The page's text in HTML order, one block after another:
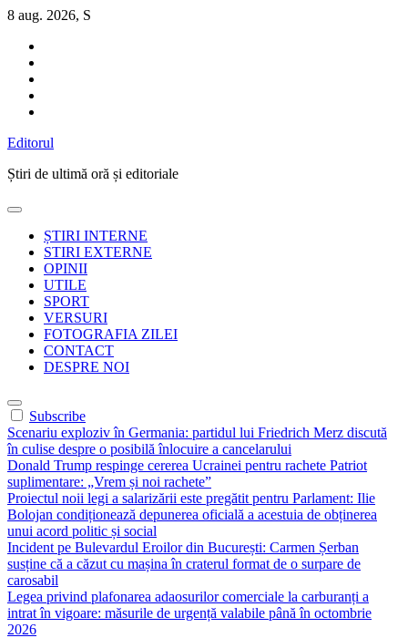
Sari
conținut
8 aug. 2026, S
Editorul
Știri de ultimă oră și editoriale
ȘTIRI INTERNE
STIRI EXTERNE
OPINII
UTILE
SPORT
VERSURI
FOTOGRAFIA ZILEI
CONTACT
DESPRE NOI
Subscribe
Scenariu exploziv în Germania: partidul lui Friedrich Merz discută
în culise despre o posibilă înlocuire a cancelarului
Donald Trump respinge cererea Ucrainei pentru rachete Patriot
suplimentare: „Vrem și noi rachete”
Proiectul noii legi a salarizării este pregătit pentru Parlament: Ilie
Bolojan condiționează depunerea oficială a acestuia de obținerea
unui acord politic și social
Incident pe Bulevardul Eroilor din București: Carmen Șerban
susține că a căzut cu mașina în craterul format de o surpare de
carosabil
Legea privind plafonarea adaosurilor comerciale la carburanți a
intrat în vigoare: măsurile de urgență valabile până în octombrie
2026